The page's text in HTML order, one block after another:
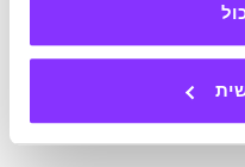
וכוונותיו של אדם אחר
תמיד אנו מרגישים בנוח
להשלים את הקונטקסט
מושכלת יותר על אודות